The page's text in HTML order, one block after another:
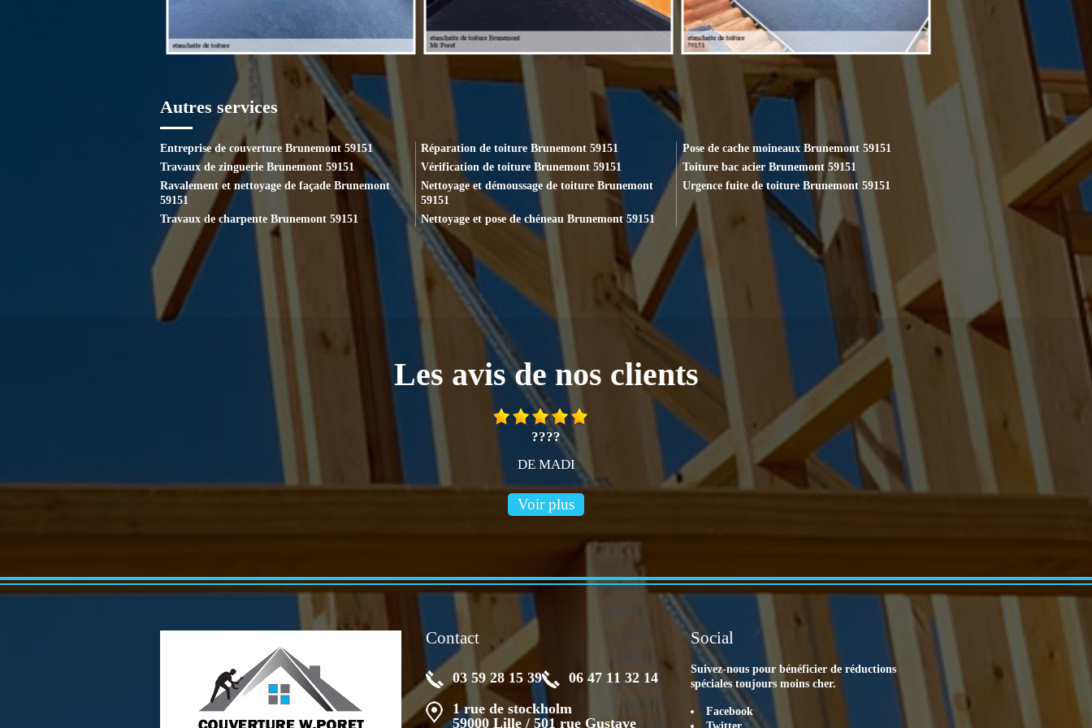
Autres services
Entreprise de couverture Brunemont 59151
Travaux de zinguerie Brunemont 59151
Ravalement et nettoyage de façade Brunemont
59151
Travaux de charpente Brunemont 59151
Réparation de toiture Brunemont 59151
Vérification de toiture Brunemont 59151
Nettoyage et démoussage de toiture Brunemont
59151
Nettoyage et pose de chéneau Brunemont 59151
Pose de cache moineaux Brunemont 59151
Toiture bac acier Brunemont 59151
Urgence fuite de toiture Brunemont 59151
Les avis de nos clients
????
DE MADI
Voir plus
Contact
03 59 28 15 39
06 47 11 32 14
1 rue de stockholm
59000 Lille / 501 rue Gustave
Social
Suivez-nous pour bénéficier de réductions
spéciales toujours moins cher.
Facebook